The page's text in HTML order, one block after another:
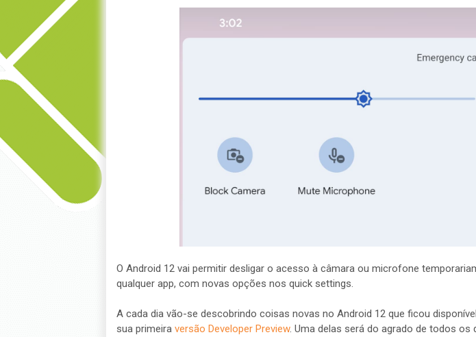
O Android 12 vai permitir desligar o acesso à câmara ou microfone
qualquer app, com novas opções nos quick settings.
A cada dia vão-se descobrindo coisas novas no Android 12 que ficou
sua primeira versão Developer Preview. Uma delas será do agrado de todos os